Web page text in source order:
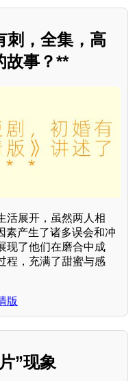
刺，全集，高
故事？**
活展开，虽然两人相
素产生了诸多误会和冲
现了他们在磨合中成
程，充满了甜蜜与感
版
”现象